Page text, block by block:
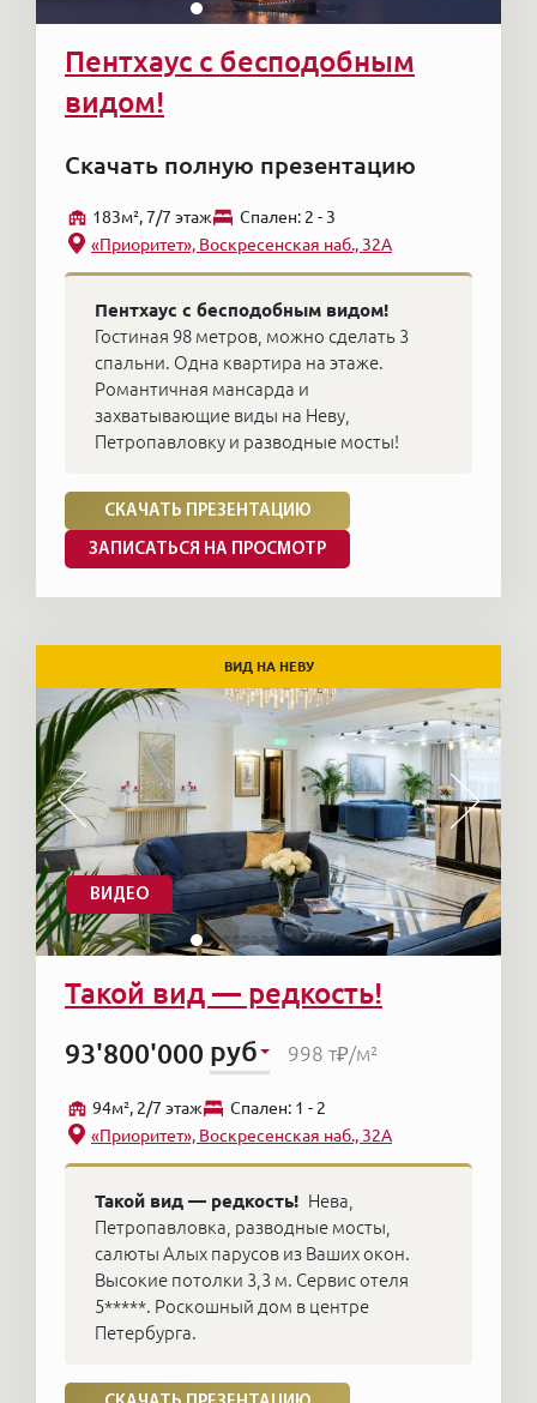
Пентхаус с бесподобным
видом!
Скачать полную презентацию
183м², 7/7 этаж
Cпален: 2 - 3
«Приоритет», Воскресенская наб., 32А
Пентхаус с бесподобным видом!
Гостиная 98 метров, можно сделать 3
спальни. Одна квартира на этаже.
Романтичная мансарда и
захватывающие виды на Неву,
Петропавловку и разводные мосты!
СКАЧАТЬ ПРЕЗЕНТАЦИЮ
ЗАПИСАТЬСЯ НА ПРОСМОТР
ВИДЕО
ВИД НА НЕВУ
Такой вид — редкость!
93'800'000 руб 998 т₽/м²
94м², 2/7 этаж
Cпален: 1 - 2
«Приоритет», Воскресенская наб., 32А
Такой вид — редкость! Нева,
Петропавловка, разводные мосты,
салюты Алых парусов из Ваших окон.
Высокие потолки 3,3 м. Сервис отеля
5*****. Роскошный дом в центре
Петербурга.